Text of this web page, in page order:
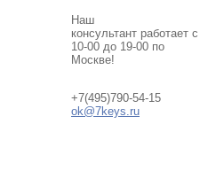
Наш
консультант работает с
10-00 до 19-00 по
Москве!
+7(495)790-54-15
ok@7keys.ru